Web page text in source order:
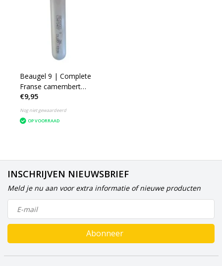
Beaugel 9 | Complete
Franse camembert
cultuur
€9,95
Nog niet gewaardeerd
OP VOORRAAD
INSCHRIJVEN NIEUWSBRIEF
Meld je nu aan voor extra informatie of nieuwe producten
Abonneer